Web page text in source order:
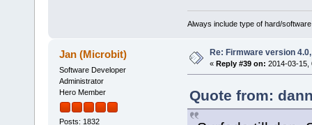
Always include type of hard/
Jan (Microbit)
Software Developer
Administrator
Hero Member
Posts: 1832
Re: Firmware version
« Reply #39 on: 2014-03-15,
Quote from: